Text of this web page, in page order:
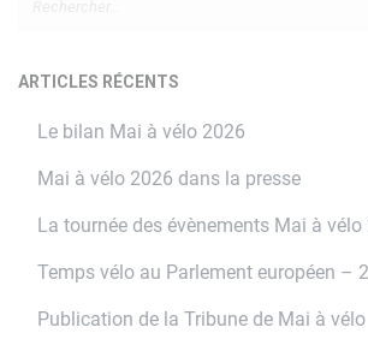
h
ARTICLES RÉCENTS
Le bilan Mai à vélo 2026
Mai à vélo 2026 dans la presse
La tournée des évènements Mai à vélo
Temps vélo au Parlement européen –
Publication de la Tribune de Mai à vélo